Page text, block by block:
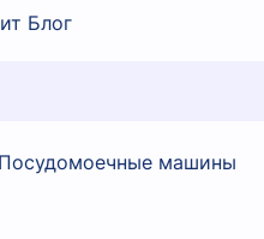
Блог
Посудомоечные машины